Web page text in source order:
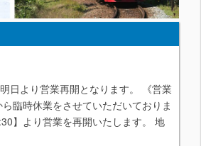
日より営業再開となります。 《営業
臨時休業をさせていただいておりま
】より営業を再開いたします。 地